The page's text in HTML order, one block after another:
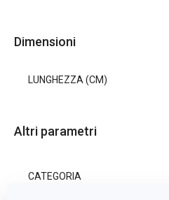
Dimensioni
LUNGHEZZA (CM)
Altri parametri
CATEGORIA